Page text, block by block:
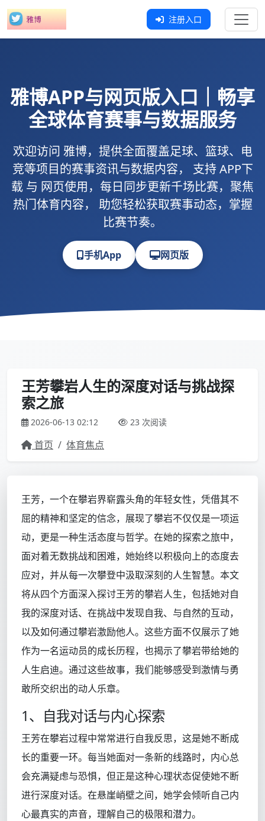
注册入口
雅博APP与网页版入口｜畅享
全球体育赛事与数据服务
欢迎访问 雅博，提供全面覆盖足球、篮球、电
竞等项目的赛事资讯与数据内容， 支持APP下
载 与 网页使用，每日同步更新千场比赛，聚焦
热门体育内容， 助您轻松获取赛事动态，掌握
比赛节奏。
手机App 网页版
王芳攀岩人生的深度对话与挑战探
索之旅
2026-06-13 02:12 23 次阅读
首页 / 体育焦点
王芳，一个在攀岩界崭露头角的年轻女性，凭借其不
屈的精神和坚定的信念，展现了攀岩不仅仅是一项运
动，更是一种生活态度与哲学。在她的探索之旅中，
面对着无数挑战和困难，她始终以积极向上的态度去
应对，并从每一次攀登中汲取深刻的人生智慧。本文
将从四个方面深入探讨王芳的攀岩人生，包括她对自
我的深度对话、在挑战中发现自我、与自然的互动，
以及如何通过攀岩激励他人。这些方面不仅展示了她
作为一名运动员的成长历程，也揭示了攀岩带给她的
人生启迪。通过这些故事，我们能够感受到激情与勇
敢所交织出的动人乐章。
1、自我对话与内心探索
王芳在攀岩过程中常常进行自我反思，这是她不断成
长的重要一环。每当她面对一条新的线路时，内心总
会充满疑虑与恐惧，但正是这种心理状态促使她不断
进行深度对话。在悬崖峭壁之间，她学会倾听自己内
心最真实的声音，理解自己的极限和潜力。